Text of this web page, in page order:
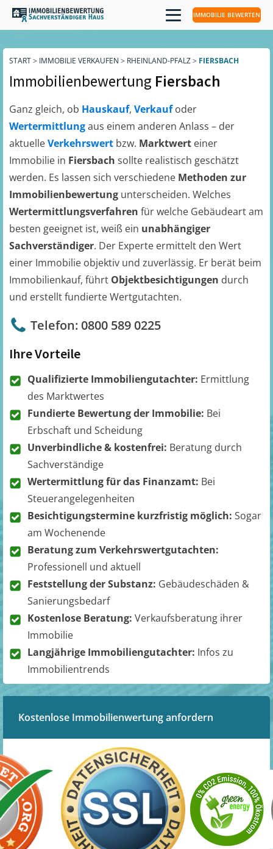
IMMOBILIE BEWERTEN
START> IMMOBILIE VERKAUFEN > RHEINLAND-PFALZ> FIERSBACH
Immobilienbewertung Fiersbach
Ganz gleich, ob Hauskauf, Verkaufoder
Wertermittlungaus einem anderen Anlass – der
aktuelleVerkehrswert bzw. Marktwert einer
Immobilie in Fiersbach sollte realistisch geschätzt
werden. Es lassen sich verschiedene Methoden zur
Immobilienbewertung unterscheiden. Welches
Wertermittlungsverfahren für welche Gebäudeart am
besten geeignet ist, weiß ein unabhängiger
Sachverständiger. Der Experte ermittelt den Wert
einer Immobilie objektiv und zuverlässig. Er berät beim
Immobilienkauf, führt Objektbesichtigungen durch
und erstellt fundierte Wertgutachten.
Telefon: 0800 589 0225
Ihre Vorteile
Qualifizierte Immobiliengutachter: Ermittlung
des Marktwertes
Fundierte Bewertung der Immobilie: Bei
Erbschaft und Scheidung
Unverbindliche & kostenfrei: Beratung durch
Sachverständige
Wertermittlung für das Finanzamt: Bei
Steuerangelegenheiten
Besichtigungstermine kurzfristig möglich: Sogar
am Wochenende
Beratung zum Verkehrswertgutachten:
Professionell und aktuell
Feststellung der Substanz: Gebäudeschäden &
Sanierungsbedarf
Kostenlose Beratung: Verkaufsberatung ihrer
Immobilie
Langjährige Immobiliengutachter: Infos zu
Immobilientrends
Kostenlose Immobilienwertung anfordern